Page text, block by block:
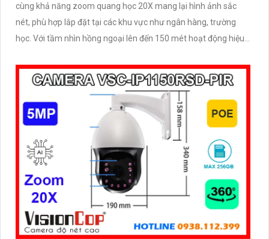
cùng khả năng zoom quang học 20X mang lại hình ảnh sắc
nét, phù hợp lắp đặt tại các khu vực như ngân hàng, trường
học. Với tầm nhìn hồng ngoại lên đến 150 mét hoạt động hiệu